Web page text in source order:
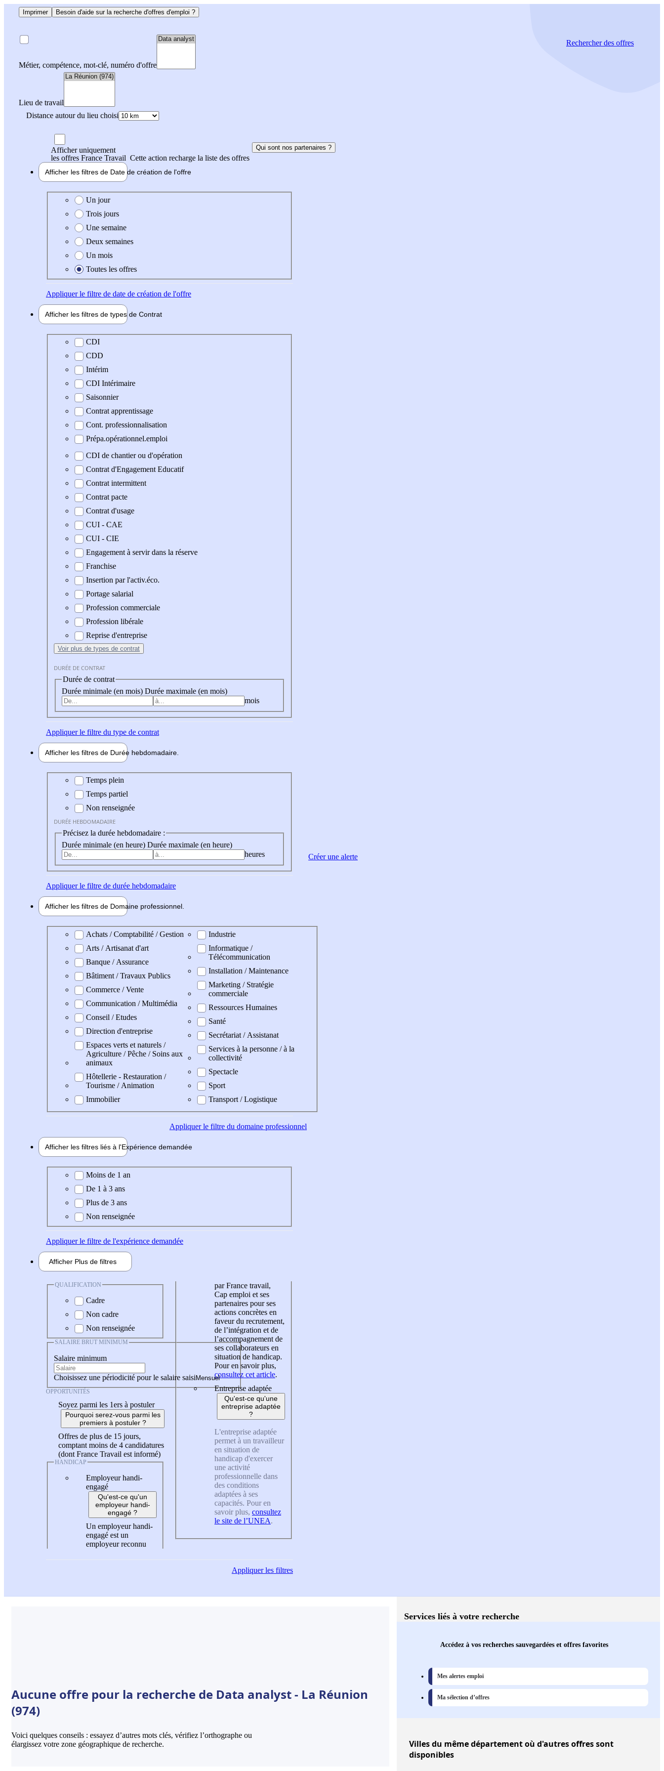
Imprimer Besoin d'aide sur la recherche d'offres d'emploi ?
Métier, compétence, mot-clé, numéro d'offre
Lieu de travail
Distance autour du lieu choisi
Rechercherdes offres
Afficher uniquement
les offres France Travail Cette action recharge la liste des offres
Qui sont nos partenaires ?
Afficher les filtres de Date de création de l'offre
Date de création de l'offre
Un jour
Trois jours
Une semaine
Deux semaines
Un mois
Toutes les offres
Appliquerle filtre de date de création de l'offre
Afficher les filtres de types de Contrat
Type de contrat
CDI
CDD
Intérim
CDI Intérimaire
Saisonnier
Contrat apprentissage
Cont. professionnalisation
Prépa.opérationnel.emploi
CDI de chantier ou d'opération
Contrat d'Engagement Educatif
Contrat intermittent
Contrat pacte
Contrat d'usage
CUI - CAE
CUI - CIE
Engagement à servir dans la réserve
Franchise
Insertion par l'activ.éco.
Portage salarial
Profession commerciale
Profession libérale
Reprise d'entreprise
Voir plus de types de contrat
DURÉE DE CONTRAT
Durée de contrat
Durée minimale (en mois) Durée maximale (en mois)
mois
Appliquerle filtre du type de contrat
Afficher les filtres de Durée hebdomadaire
Durée hebdomadaire
Temps plein
Temps partiel
Non renseignée
DURÉE HEBDOMADAIRE
Précisez la durée hebdomadaire :
Durée minimale (en heure) Durée maximale (en heure)
heures
Appliquerle filtre de durée hebdomadaire
Afficher les filtres de Domaine professionnel
Domaine professionel
Achats / Comptabilité / Gestion
Arts / Artisanat d'art
Banque / Assurance
Bâtiment / Travaux Publics
Commerce / Vente
Communication / Multimédia
Conseil / Etudes
Direction d'entreprise
Espaces verts et naturels /
Agriculture / Pêche / Soins aux
animaux
Hôtellerie - Restauration /
Tourisme / Animation
Immobilier
Industrie
Informatique /
Télécommunication
Installation / Maintenance
Marketing / Stratégie
commerciale
Ressources Humaines
Santé
Secrétariat / Assistanat
Services à la personne / à la
collectivité
Spectacle
Sport
Transport / Logistique
Appliquerle filtre du domaine professionnel
Afficher les filtres liés à l'Expérience demandée
Expérience demandée
Moins de 1 an
De 1 à 3 ans
Plus de 3 ans
Non renseignée
Appliquerle filtre de l'expérience demandée
Afficher Plus de filtres
QUALIFICATION
Cadre
Non cadre
Non renseignée
SALAIRE BRUT MINIMUM
Salaire minimum
Choisissez une périodicité pour le salaire saisi
OPPORTUNITÉS
Soyez parmi les 1ers à postuler
Pourquoi serez-vous parmi les
premiers à postuler ?
Offres de plus de 15 jours,
comptant moins de 4 candidatures
(dont France Travail est informé)
HANDICAP
Employeur handi-
engagé
Qu'est-ce qu'un
employeur handi-
engagé ?
Un employeur handi-
engagé est un
employeur reconnu
par France travail,
Cap emploi et ses
partenaires pour ses
actions concrètes en
faveur du recrutement,
de l’intégration et de
l’accompagnement de
ses collaborateurs en
situation de handicap.
Pour en savoir plus,
consultez cet article.
Entreprise adaptée
Qu'est-ce qu'une
entreprise adaptée
?
L'entreprise adaptée
permet à un travailleur
en situation de
handicap d'exercer
une activité
professionnelle dans
des conditions
adaptées à ses
capacités. Pour en
savoir plus, consultez
le site de l’UNEA.
Appliquerles filtres
Créer une alerte
Aucune offre pour la recherche de Data analyst - La Réunion
(974)
Voici quelques conseils : essayez d’autres mots clés, vérifiez l’orthographe ou
élargissez votre zone géographique de recherche.
Services liés à votre recherche
Accédez à vos recherches sauvegardées et offres favorites
Mes alertes emploi
Ma sélection d’offres
Villesdu même département où d'autres offres sont
disponibles